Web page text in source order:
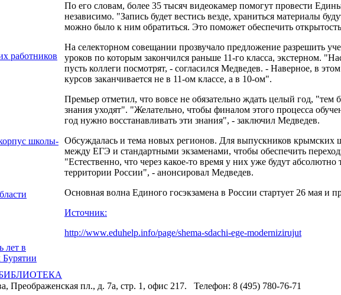
работников
школы-
лет в
Бурятии
По его словам, более 35 тысяч видеокамер помогут провести
независимо. "Запись будет вестись везде, храниться материалы
можно было к ним обратиться. Это поможет обеспечить
На селекторном совещании прозвучало предложение разрешить
уроков по которым закончился раньше 11-го класса, экстерном.
пусть коллеги посмотрят, - согласился Медведев. - Наверное, в
курсов заканчивается не в 11-ом классе, а в 10-ом".
Премьер отметил, что вовсе не обязательно ждать целый год, "тем
знания уходят". "Желательно, чтобы финалом этого процесса
год нужно восстанавливать эти знания", - заключил Медведев.
Обсуждалась и тема новых регионов. Для выпускников крымских
между ЕГЭ и стандартными экзаменами, чтобы обеспечить
"Естественно, что через какое-то время у них уже будут
территории России", - анонсировал Медведев.
Основная волна Единого госэкзамена в России стартует 26 мая и
Источник:
http://www.eduhelp.info/page/shema-sdachi-ege-modernizirujut
Преображенская пл., д. 7а, стр. 1, офис 217. Телефон: 8 (495) 780-76-71